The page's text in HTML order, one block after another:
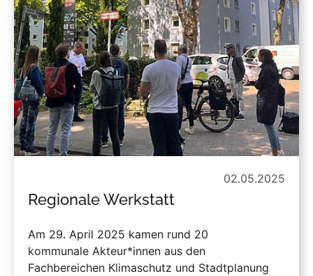
02.05.2025
Regionale Werkstatt
Am 29. April 2025 kamen rund 20
kommunale Akteur*innen aus den
Fachbereichen Klimaschutz und Stadtplanung